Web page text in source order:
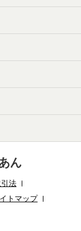
ん
法
トマップ